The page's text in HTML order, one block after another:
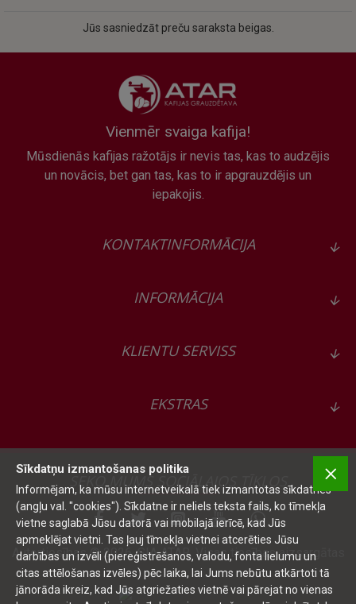
Jūs sasniedzāt preču saraksta beigas.
Vienmēr svaiga kafija!
Mūsdienās kafijas ražotājs ir nevis tas, kas to audzējis
un novācis, bet gan tas, kas to ir apgrauzdējis un
iepakojis.
KONTAKTINFORMĀCIJA
INFORMĀCIJA
KLIENTU SERVISS
EKSTRAS
SEKO MUMS SOCIĀLAJOS TĪKLOS
Autortiesības © 2026, SIA ATAR, Visas tiesības aizsargātas
Sīkdatņu izmantošanas politika
Informējam, ka mūsu internetveikalā tiek izmantotas sīkdatnes
(angļu val. "cookies"). Sīkdatne ir neliels teksta fails, ko tīmekļa
vietne saglabā Jūsu datorā vai mobilajā ierīcē, kad Jūs
apmeklējat vietni. Tas ļauj tīmekļa vietnei atcerēties Jūsu
darbības un izvēli (piereģistrēšanos, valodu, fonta lielumu un
citas attēlošanas izvēles) pēc laika, lai Jums nebūtu atkārtoti tā
jānorāda ikreiz, kad Jūs atgriežaties vietnē vai pārejat no vienas